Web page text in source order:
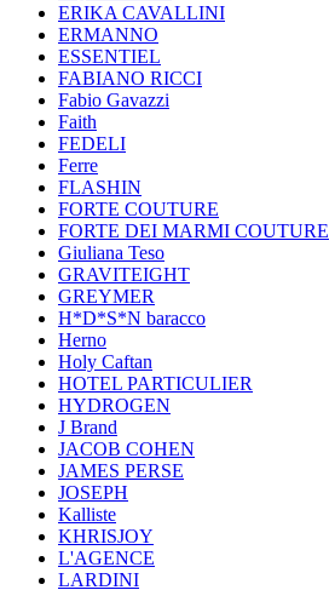
ERIKA CAVALLINI
ERMANNO
ESSENTIEL
FABIANO RICCI
Fabio Gavazzi
Faith
FEDELI
Ferre
FLASHIN
FORTE COUTURE
FORTE DEI MARMI COUTURE
Giuliana Teso
GRAVITEIGHT
GREYMER
H*D*S*N baracco
Herno
Holy Caftan
HOTEL PARTICULIER
HYDROGEN
J Brand
JACOB COHEN
JAMES PERSE
JOSEPH
Kalliste
KHRISJOY
L'AGENCE
LARDINI